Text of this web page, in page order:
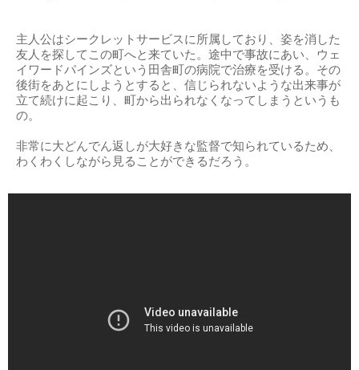
主人公はシークレットサービスに所属しており、姿を消した
友人を探してこの町へと来ていた。途中で事故にあい、ウェ
イワードパインズという田舎町の病院で治療を受ける。その
後街をあとにしようとすると、信じられないような出来事が
立て続けに起こり、町から出られなくなってしまうというも
の。
非常に大どんでん返しが大好きな監督で知られているため、
わくわくしながら見ることができるだろう。